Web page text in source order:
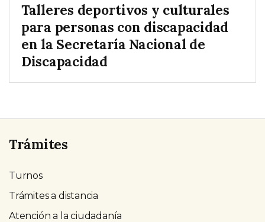
Talleres deportivos y culturales
para personas con discapacidad
en la Secretaría Nacional de
Discapacidad
Trámites
Turnos
Trámites a distancia
Atención a la ciudadanía